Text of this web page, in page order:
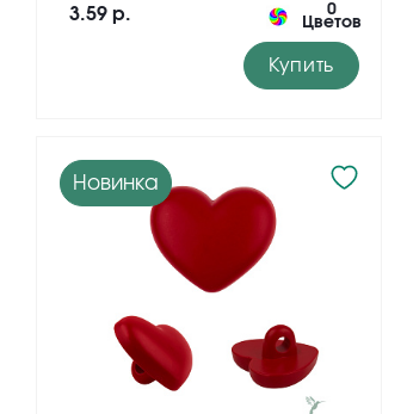
3.59 р. 0
Цветов
Купить
Новинка